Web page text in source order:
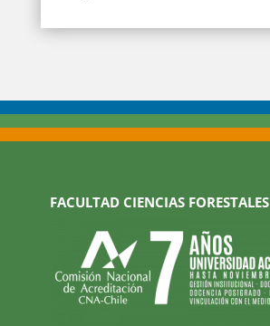
FACULTAD CIENCIAS FORESTALES